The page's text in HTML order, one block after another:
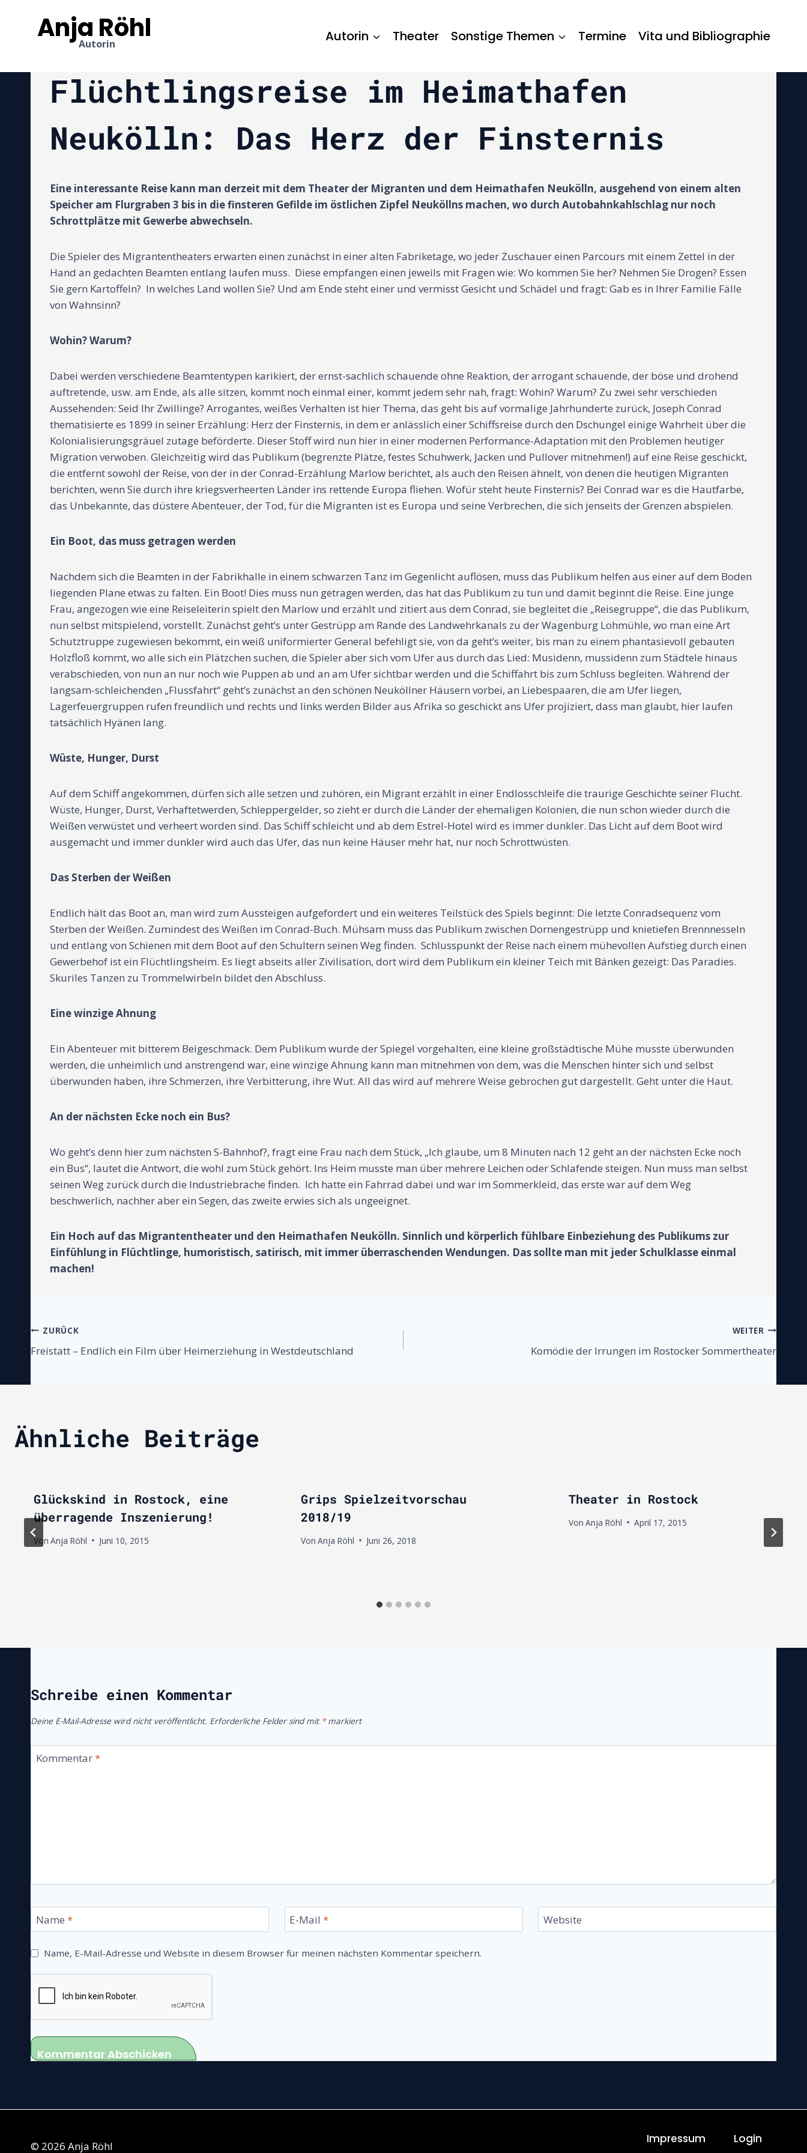
springenAnja Röhl
Autorin Autorin Theater Sonstige Themen Termine Vita und Bibliographie
Flüchtlingsreise im Heimathafen
Neukölln: Das Herz der Finsternis
Eine interessante Reise kann man derzeit mit dem Theater der Migranten und dem Heimathafen Neukölln, ausgehend von einem alten
Speicher am Flurgraben 3 bis in die finsteren Gefilde im östlichen Zipfel Neuköllns machen, wo durch Autobahnkahlschlag nur noch
Schrottplätze mit Gewerbe abwechseln.
Die Spieler des Migrantentheaters erwarten einen zunächst in einer alten Fabriketage, wo jeder Zuschauer einen Parcours mit einem Zettel in der
Hand an gedachten Beamten entlang laufen muss. Diese empfangen einen jeweils mit Fragen wie: Wo kommen Sie her? Nehmen Sie Drogen? Essen
Sie gern Kartoffeln? In welches Land wollen Sie? Und am Ende steht einer und vermisst Gesicht und Schädel und fragt: Gab es in Ihrer Familie Fälle
von Wahnsinn?
Wohin? Warum?
Dabei werden verschiedene Beamtentypen karikiert, der ernst-sachlich schauende ohne Reaktion, der arrogant schauende, der böse und drohend
auftretende, usw. am Ende, als alle sitzen, kommt noch einmal einer, kommt jedem sehr nah, fragt: Wohin? Warum? Zu zwei sehr verschieden
Aussehenden: Seid Ihr Zwillinge? Arrogantes, weißes Verhalten ist hier Thema, das geht bis auf vormalige Jahrhunderte zurück, Joseph Conrad
thematisierte es 1899 in seiner Erzählung: Herz der Finsternis, in dem er anlässlich einer Schiffsreise durch den Dschungel einige Wahrheit über die
Kolonialisierungsgräuel zutage beförderte. Dieser Stoff wird nun hier in einer modernen Performance-Adaptation mit den Problemen heutiger
Migration verwoben. Gleichzeitig wird das Publikum (begrenzte Plätze, festes Schuhwerk, Jacken und Pullover mitnehmen!) auf eine Reise geschickt,
die entfernt sowohl der Reise, von der in der Conrad-Erzählung Marlow berichtet, als auch den Reisen ähnelt, von denen die heutigen Migranten
berichten, wenn Sie durch ihre kriegsverheerten Länder ins rettende Europa fliehen. Wofür steht heute Finsternis? Bei Conrad war es die Hautfarbe,
das Unbekannte, das düstere Abenteuer, der Tod, für die Migranten ist es Europa und seine Verbrechen, die sich jenseits der Grenzen abspielen.
Ein Boot, das muss getragen werden
Nachdem sich die Beamten in der Fabrikhalle in einem schwarzen Tanz im Gegenlicht auflösen, muss das Publikum helfen aus einer auf dem Boden
liegenden Plane etwas zu falten. Ein Boot! Dies muss nun getragen werden, das hat das Publikum zu tun und damit beginnt die Reise. Eine junge
Frau, angezogen wie eine Reiseleiterin spielt den Marlow und erzählt und zitiert aus dem Conrad, sie begleitet die „Reisegruppe“, die das Publikum,
nun selbst mitspielend, vorstellt. Zunächst geht’s unter Gestrüpp am Rande des Landwehrkanals zu der Wagenburg Lohmühle, wo man eine Art
Schutztruppe zugewiesen bekommt, ein weiß uniformierter General befehligt sie, von da geht’s weiter, bis man zu einem phantasievoll gebauten
Holzfloß kommt, wo alle sich ein Plätzchen suchen, die Spieler aber sich vom Ufer aus durch das Lied: Musidenn, mussidenn zum Städtele hinaus
verabschieden, von nun an nur noch wie Puppen ab und an am Ufer sichtbar werden und die Schiffahrt bis zum Schluss begleiten. Während der
langsam-schleichenden „Flussfahrt“ geht’s zunächst an den schönen Neuköllner Häusern vorbei, an Liebespaaren, die am Ufer liegen,
Lagerfeuergruppen rufen freundlich und rechts und links werden Bilder aus Afrika so geschickt ans Ufer projiziert, dass man glaubt, hier laufen
tatsächlich Hyänen lang.
Wüste, Hunger, Durst
Auf dem Schiff angekommen, dürfen sich alle setzen und zuhören, ein Migrant erzählt in einer Endlosschleife die traurige Geschichte seiner Flucht.
Wüste, Hunger, Durst, Verhaftetwerden, Schleppergelder, so zieht er durch die Länder der ehemaligen Kolonien, die nun schon wieder durch die
Weißen verwüstet und verheert worden sind. Das Schiff schleicht und ab dem Estrel-Hotel wird es immer dunkler. Das Licht auf dem Boot wird
ausgemacht und immer dunkler wird auch das Ufer, das nun keine Häuser mehr hat, nur noch Schrottwüsten.
Das Sterben der Weißen
Endlich hält das Boot an, man wird zum Aussteigen aufgefordert und ein weiteres Teilstück des Spiels beginnt: Die letzte Conradsequenz vom
Sterben der Weißen. Zumindest des Weißen im Conrad-Buch. Mühsam muss das Publikum zwischen Dornengestrüpp und knietiefen Brennnesseln
und entlang von Schienen mit dem Boot auf den Schultern seinen Weg finden. Schlusspunkt der Reise nach einem mühevollen Aufstieg durch einen
Gewerbehof ist ein Flüchtlingsheim. Es liegt abseits aller Zivilisation, dort wird dem Publikum ein kleiner Teich mit Bänken gezeigt: Das Paradies.
Skuriles Tanzen zu Trommelwirbeln bildet den Abschluss.
Eine winzige Ahnung
Ein Abenteuer mit bitterem Beigeschmack. Dem Publikum wurde der Spiegel vorgehalten, eine kleine großstädtische Mühe musste überwunden
werden, die unheimlich und anstrengend war, eine winzige Ahnung kann man mitnehmen von dem, was die Menschen hinter sich und selbst
überwunden haben, ihre Schmerzen, ihre Verbitterung, ihre Wut. All das wird auf mehrere Weise gebrochen gut dargestellt. Geht unter die Haut.
An der nächsten Ecke noch ein Bus?
Wo geht’s denn hier zum nächsten S-Bahnhof?, fragt eine Frau nach dem Stück, „Ich glaube, um 8 Minuten nach 12 geht an der nächsten Ecke noch
ein Bus“, lautet die Antwort, die wohl zum Stück gehört. Ins Heim musste man über mehrere Leichen oder Schlafende steigen. Nun muss man selbst
seinen Weg zurück durch die Industriebrache finden. Ich hatte ein Fahrrad dabei und war im Sommerkleid, das erste war auf dem Weg
beschwerlich, nachher aber ein Segen, das zweite erwies sich als ungeeignet.
Ein Hoch auf das Migrantentheater und den Heimathafen Neukölln. Sinnlich und körperlich fühlbare Einbeziehung des Publikums zur
Einfühlung in Flüchtlinge, humoristisch, satirisch, mit immer überraschenden Wendungen. Das sollte man mit jeder Schulklasse einmal
machen!
Beitragsnavigation
ZURÜCK
Freistatt – Endlich ein Film über Heimerziehung in Westdeutschland
WEITER
Komödie der Irrungen im Rostocker Sommertheater
Ähnliche Beiträge
Glückskind in Rostock, eine
überragende Inszenierung!
Von Anja Röhl Juni 10, 2015
Grips Spielzeitvorschau
2018/19
Von Anja Röhl Juni 26, 2018
Theater in Rostock
Von Anja Röhl April 17, 2015
Schreibe einen Kommentar
Deine E-Mail-Adresse wird nicht veröffentlicht. Erforderliche Felder sind mit *markiert
Kommentar*
Name * E-Mail * Website
Name, E-Mail-Adresse und Website in diesem Browser für meinen nächsten Kommentar speichern.
© 2026 Anja Röhl
Impressum Login